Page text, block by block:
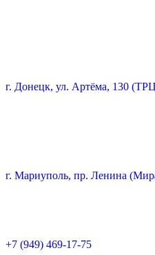
г. Донецк, ул. Артёма, 130
г. Мариуполь, пр. Ленина
+7 (949) 469-17-75